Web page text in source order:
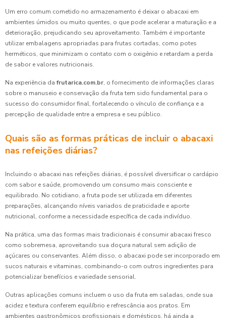
Um erro comum cometido no armazenamento é deixar o abacaxi em
ambientes úmidos ou muito quentes, o que pode acelerar a maturação e a
deterioração, prejudicando seu aproveitamento. Também é importante
utilizar embalagens apropriadas para frutas cortadas, como potes
herméticos, que minimizam o contato com o oxigênio e retardam a perda
de sabor e valores nutricionais.
Na experiência da frutarica.com.br, o fornecimento de informações claras
sobre o manuseio e conservação da fruta tem sido fundamental para o
sucesso do consumidor final, fortalecendo o vínculo de confiança e a
percepção de qualidade entre a empresa e seu público.
Quais são as formas práticas de incluir o abacaxi
nas refeições diárias?
Incluindo o abacaxi nas refeições diárias, é possível diversificar o cardápio
com sabor e saúde, promovendo um consumo mais consciente e
equilibrado. No cotidiano, a fruta pode ser utilizada em diferentes
preparações, alcançando níveis variados de praticidade e aporte
nutricional, conforme a necessidade específica de cada indivíduo.
Na prática, uma das formas mais tradicionais é consumir abacaxi fresco
como sobremesa, aproveitando sua doçura natural sem adição de
açúcares ou conservantes. Além disso, o abacaxi pode ser incorporado em
sucos naturais e vitaminas, combinando-o com outros ingredientes para
potencializar benefícios e variedade sensorial.
Outras aplicações comuns incluem o uso da fruta em saladas, onde sua
acidez e textura conferem equilíbrio e refrescância aos pratos. Em
ambientes gastronômicos profissionais e domésticos, há ainda a